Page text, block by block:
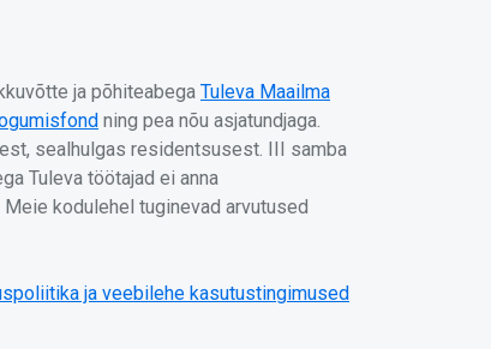
ja põhiteabega Tuleva Maailma
ning pea nõu asjatundjaga.
sealhulgas residentsusest. III samba
Tuleva töötajad ei anna
kodulehel tuginevad arvutused
ja veebilehe kasutustingimused